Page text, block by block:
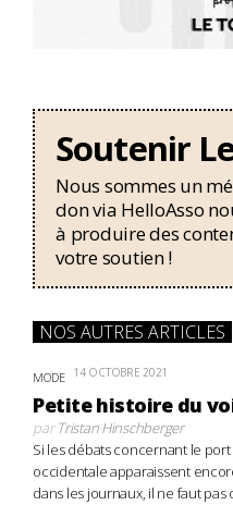
Soutenir
Nous sommes un
don via HelloAsso
à produire des
votre soutien !
NOS AUTRES ARTICLES
MODE 14 OCTOBRE 2021
Petite histoire du
parTristan Hinschberger
Si les débats concernant le
occidentale apparaissent
dans les journaux, il ne faut